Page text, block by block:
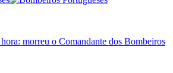
morreu o Comandante dos Bombeiros